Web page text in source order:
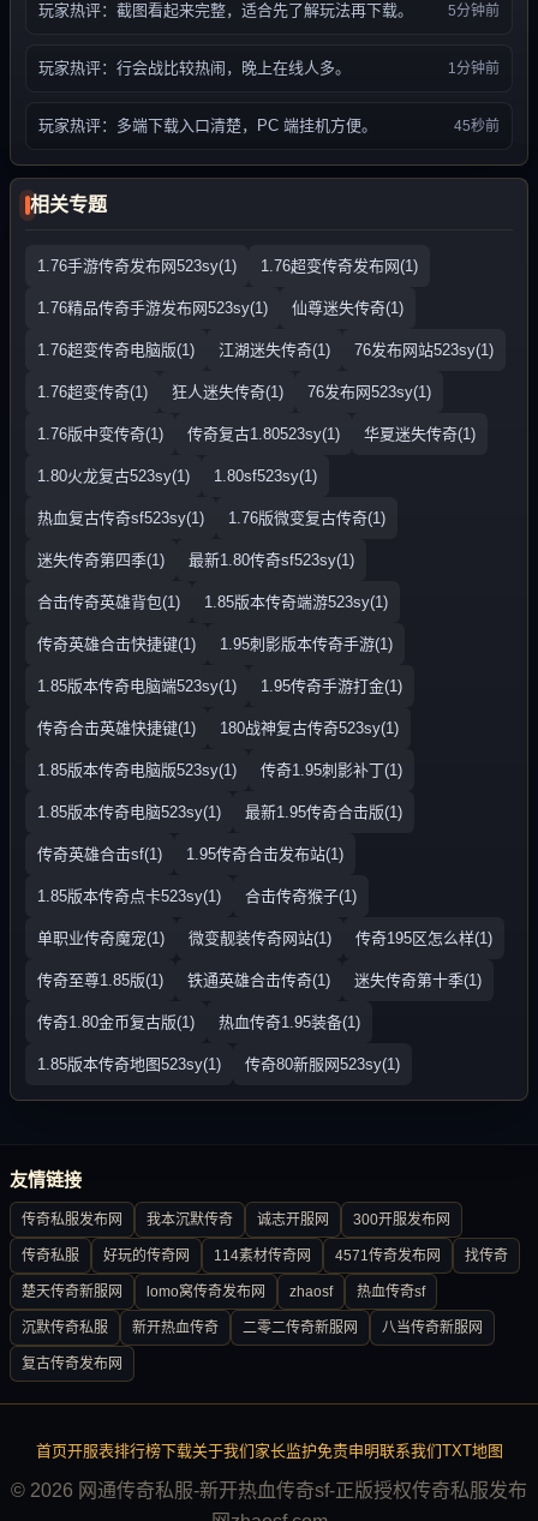
玩家热评：截图看起来完整，适合先了解玩法再下载。 5分钟前
玩家热评：行会战比较热闹，晚上在线人多。 1分钟前
玩家热评：多端下载入口清楚，PC 端挂机方便。 45秒前
相关专题
1.76手游传奇发布网523sy(1) 1.76超变传奇发布网(1)
1.76精品传奇手游发布网523sy(1) 仙尊迷失传奇(1)
1.76超变传奇电脑版(1) 江湖迷失传奇(1) 76发布网站523sy(1)
1.76超变传奇(1) 狂人迷失传奇(1) 76发布网523sy(1)
1.76版中变传奇(1) 传奇复古1.80523sy(1) 华夏迷失传奇(1)
1.80火龙复古523sy(1) 1.80sf523sy(1)
热血复古传奇sf523sy(1) 1.76版微变复古传奇(1)
迷失传奇第四季(1) 最新1.80传奇sf523sy(1)
合击传奇英雄背包(1) 1.85版本传奇端游523sy(1)
传奇英雄合击快捷键(1) 1.95刺影版本传奇手游(1)
1.85版本传奇电脑端523sy(1) 1.95传奇手游打金(1)
传奇合击英雄快捷键(1) 180战神复古传奇523sy(1)
1.85版本传奇电脑版523sy(1) 传奇1.95刺影补丁(1)
1.85版本传奇电脑523sy(1) 最新1.95传奇合击版(1)
传奇英雄合击sf(1) 1.95传奇合击发布站(1)
1.85版本传奇点卡523sy(1) 合击传奇猴子(1)
单职业传奇魔宠(1) 微变靓装传奇网站(1) 传奇195区怎么样(1)
传奇至尊1.85版(1) 铁通英雄合击传奇(1) 迷失传奇第十季(1)
传奇1.80金币复古版(1) 热血传奇1.95装备(1)
1.85版本传奇地图523sy(1) 传奇80新服网523sy(1)
友情链接
传奇私服发布网 我本沉默传奇 诚志开服网 300开服发布网
传奇私服 好玩的传奇网 114素材传奇网 4571传奇发布网 找传奇
楚天传奇新服网 lomo窝传奇发布网 zhaosf 热血传奇sf
沉默传奇私服 新开热血传奇 二零二传奇新服网 八当传奇新服网
复古传奇发布网
首页开服表排行榜下载关于我们 家长监护免责申明联系我们TXT地图
© 2026 网通传奇私服-新开热血传奇sf-正版授权传奇私服发布